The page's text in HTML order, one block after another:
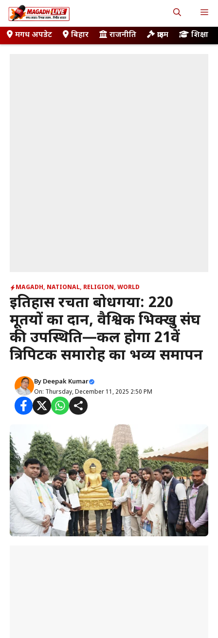
Skip
to
contentमगध अपडेट बिहार राजनीति क्राइम शिक्षा
MAGADH, NATIONAL, RELIGION, WORLD
इतिहास रचता बोधगया: 220
मूर्तियों का दान, वैश्विक भिक्खु संघ
की उपस्थिति—कल होगा 21वें
त्रिपिटक समारोह का भव्य समापन
By Deepak Kumar
On: Thursday, December 11, 2025 2:50 PM